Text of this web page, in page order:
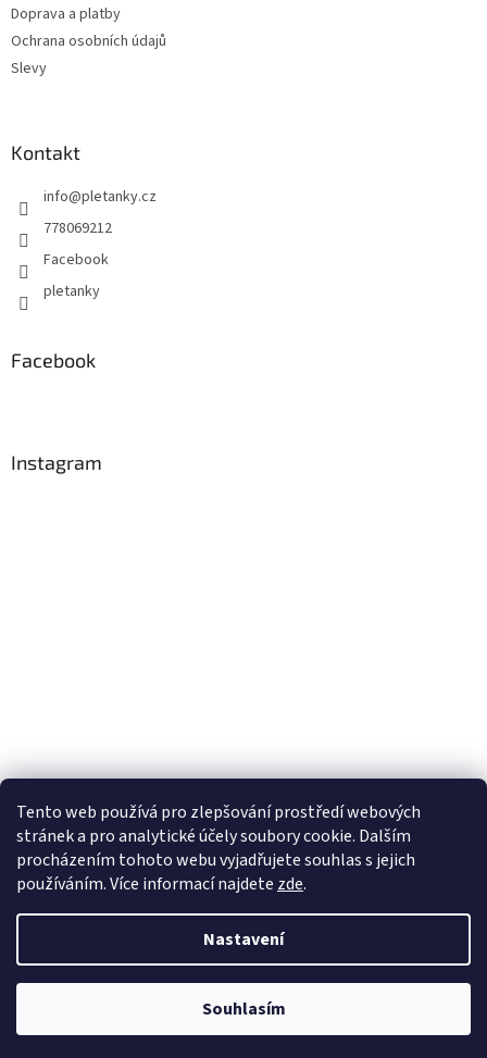
Tento web používá pro zlepšování prostředí webových
stránek a pro analytické účelysoubory cookie. Dalším
procházením tohoto webu vyjadřujete souhlas s jejich
používáním. Více informacínajdete zde.
Nastavení
Souhlasím
Doprava a platby
Ochrana osobních údajů
Slevy
Kontakt
info@pletanky.cz
778069212
Facebook
pletanky
Facebook
Instagram
Sledovat na Instagramu
Copyright 2026Pletanky. Všechna práva vyhrazena.